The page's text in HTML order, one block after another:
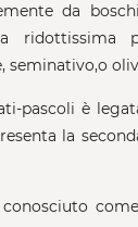
da
ridottissima
seminativo,o
pascoli è
la